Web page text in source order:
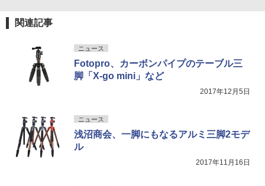
関連記事
ニュース
Fotopro、カーボンパイプのテーブル三
脚「X-go mini」など
2017年12月5日
ニュース
浅沼商会、一脚にもなるアルミ三脚2モデ
ル
2017年11月16日